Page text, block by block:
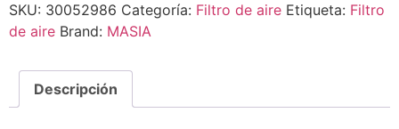
SKU: 30052986 Categoría: Filtro de aire Etiqueta: Filtro
de aire Brand: MASIA
Descripción